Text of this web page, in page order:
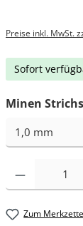
Preise inkl. MwSt.
Sofort
Minen
Zum